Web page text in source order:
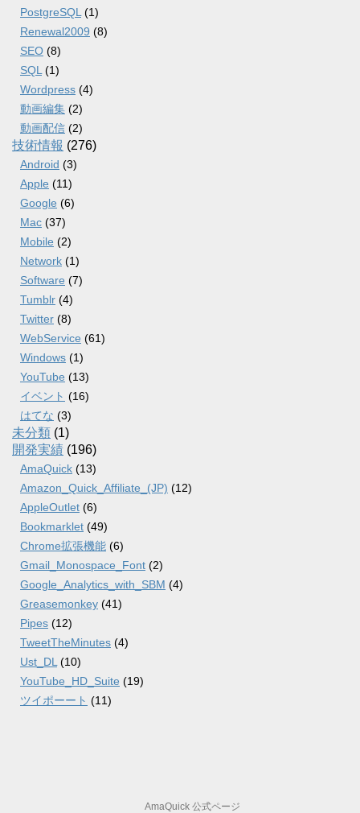
PostgreSQL (1)
Renewal2009 (8)
SEO (8)
SQL (1)
Wordpress (4)
動画編集 (2)
動画配信 (2)
技術情報 (276)
Android (3)
Apple (11)
Google (6)
Mac (37)
Mobile (2)
Network (1)
Software (7)
Tumblr (4)
Twitter (8)
WebService (61)
Windows (1)
YouTube (13)
イベント (16)
はてな (3)
未分類 (1)
開発実績 (196)
AmaQuick (13)
Amazon_Quick_Affiliate_(JP) (12)
AppleOutlet (6)
Bookmarklet (49)
Chrome拡張機能 (6)
Gmail_Monospace_Font (2)
Google_Analytics_with_SBM (4)
Greasemonkey (41)
Pipes (12)
TweetTheMinutes (4)
Ust_DL (10)
YouTube_HD_Suite (19)
ツイポーート (11)
AmaQuick 公式ページ